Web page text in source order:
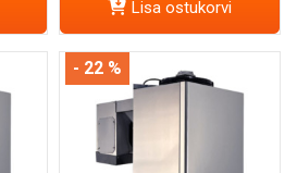
Lisa ostukorvi
- 22 %